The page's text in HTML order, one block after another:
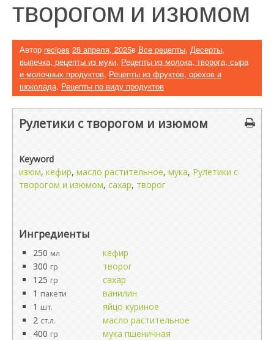
творогом и изюмом
Автор recipes 28 апреля, 2025в Все рецепты, Десерты,
выпечка, рецепты из муки, Рецепты из молока, творога, сыра
и молочных продуктов, Рецепты из фруктов, орехов и
шоколада, Рецепты по виду продуктов
Рулетики с творогом и изюмом
Keyword
изюм, кефир, масло растительное, мука, Рулетики с
творогом и изюмом, сахар, творог
Ингредиенты
250 мл
кефир
300 гр
творог
125 гр
сахар
1 пакети
ванилин
1 шт.
яйцо куриное
2 ст.л.
масло растительное
400 гр
мука пшеничная